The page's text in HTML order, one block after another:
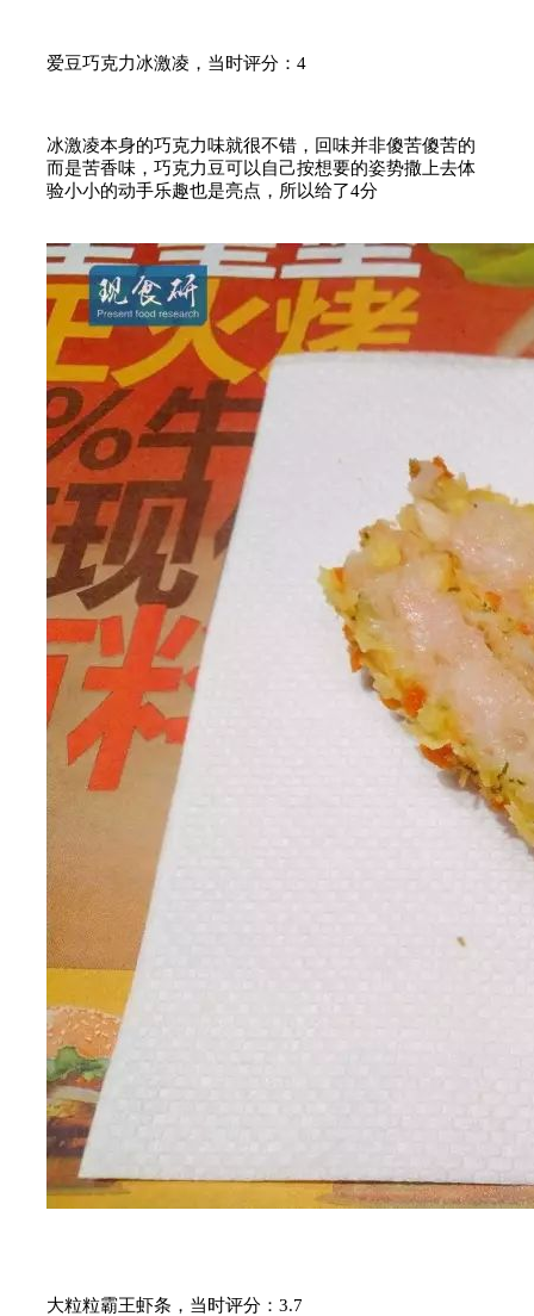
爱豆巧克力冰激凌，当时评分：4
冰激凌本身的巧克力味就很不错，回味并非傻苦傻苦的
而是苦香味，巧克力豆可以自己按想要的姿势撒上去体
验小小的动手乐趣也是亮点，所以给了4分
大粒粒霸王虾条，当时评分：3.7